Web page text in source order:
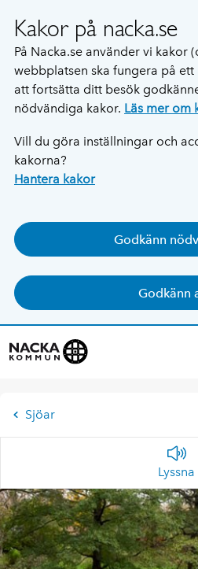
Kakor på nacka.se
På Nacka.se använder vi kakor
webbplatsen ska fungera på
att fortsätta ditt besök
nödvändiga kakor. Läs mer om
Vill du göra inställningar och
kakorna?
Hantera kakor
Godkänn
Godkänn
Sjöar
Lyssna